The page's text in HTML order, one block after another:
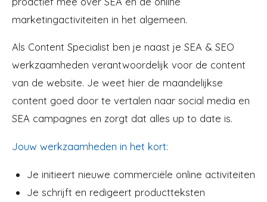
marketingactiviteiten in het algemeen.
‍Als Content Specialist ben je naast je SEA & SEO
werkzaamheden verantwoordelijk voor de content
van de website. Je weet hier de maandelijkse
content goed door te vertalen naar social media en
SEA campagnes en zorgt dat alles up to date is.
Jouw werkzaamheden in het kort:
Je initieert nieuwe commerciële online activiteiten
Je schrijft en redigeert productteksten